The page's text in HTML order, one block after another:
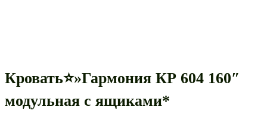
Кровать⭐»Гармония КР 604 160″
модульная с ящиками*